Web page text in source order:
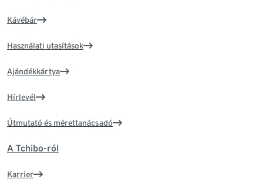
Kávébár
Használati utasítások
Ajándékkártya
Hírlevél
Útmutató és mérettanácsadó
A Tchibo-ról
Karrier